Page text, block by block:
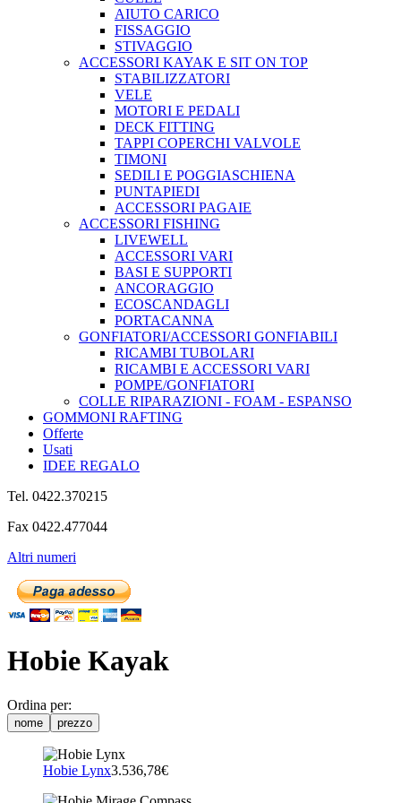
AIUTO CARICO
FISSAGGIO
STIVAGGIO
ACCESSORI KAYAK E SIT ON TOP
STABILIZZATORI
VELE
MOTORI E PEDALI
DECK FITTING
TAPPI COPERCHI VALVOLE
TIMONI
SEDILI E POGGIASCHIENA
PUNTAPIEDI
ACCESSORI PAGAIE
ACCESSORI FISHING
LIVEWELL
ACCESSORI VARI
BASI E SUPPORTI
ANCORAGGIO
ECOSCANDAGLI
PORTACANNA
GONFIATORI/ACCESSORI GONFIABILI
RICAMBI TUBOLARI
RICAMBI E ACCESSORI VARI
POMPE/GONFIATORI
COLLE RIPARAZIONI - FOAM - ESPANSO
GOMMONI RAFTING
Offerte
Usati
IDEE REGALO
Tel. 0422.370215
Fax 0422.477044
Altri numeri
Hobie Kayak
Ordina per:
nome prezzo
Hobie Lynx3.536,78€